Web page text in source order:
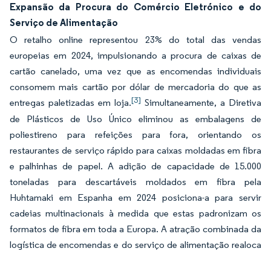
Expansão da Procura do Comércio Eletrónico e do
Serviço de Alimentação
O retalho online representou 23% do total das vendas
europeias em 2024, impulsionando a procura de caixas de
cartão canelado, uma vez que as encomendas individuais
consomem mais cartão por dólar de mercadoria do que as
entregas paletizadas em loja.[3] Simultaneamente, a Diretiva
de Plásticos de Uso Único eliminou as embalagens de
poliestireno para refeições para fora, orientando os
restaurantes de serviço rápido para caixas moldadas em fibra
e palhinhas de papel. A adição de capacidade de 15.000
toneladas para descartáveis moldados em fibra pela
Huhtamaki em Espanha em 2024 posiciona-a para servir
cadeias multinacionais à medida que estas padronizam os
formatos de fibra em toda a Europa. A atração combinada da
logística de encomendas e do serviço de alimentação realoca